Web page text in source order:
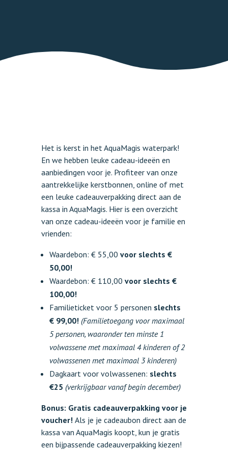
Het is kerst in het AquaMagis waterpark!
En we hebben leuke cadeau-ideeën en
aanbiedingen voor je. Profiteer van onze
aantrekkelijke kerstbonnen, online of met
een leuke cadeauverpakking direct aan de
kassa in AquaMagis. Hier is een overzicht
van onze cadeau-ideeën voor je familie en
vrienden:
Waardebon: € 55,00 voor slechts €
50,00!
Waardebon: € 110,00 voor slechts €
100,00!
Familieticket voor 5 personen slechts
€ 99,00! (Familietoegang voor maximaal
5 personen, waaronder ten minste 1
volwassene met maximaal 4 kinderen of 2
volwassenen met maximaal 3 kinderen)
Dagkaart voor volwassenen: slechts
€25 (verkrijgbaar vanaf begin december)
Bonus: Gratis cadeauverpakking voor je
voucher! Als je je cadeaubon direct aan de
kassa van AquaMagis koopt, kun je gratis
een bijpassende cadeauverpakking kiezen!